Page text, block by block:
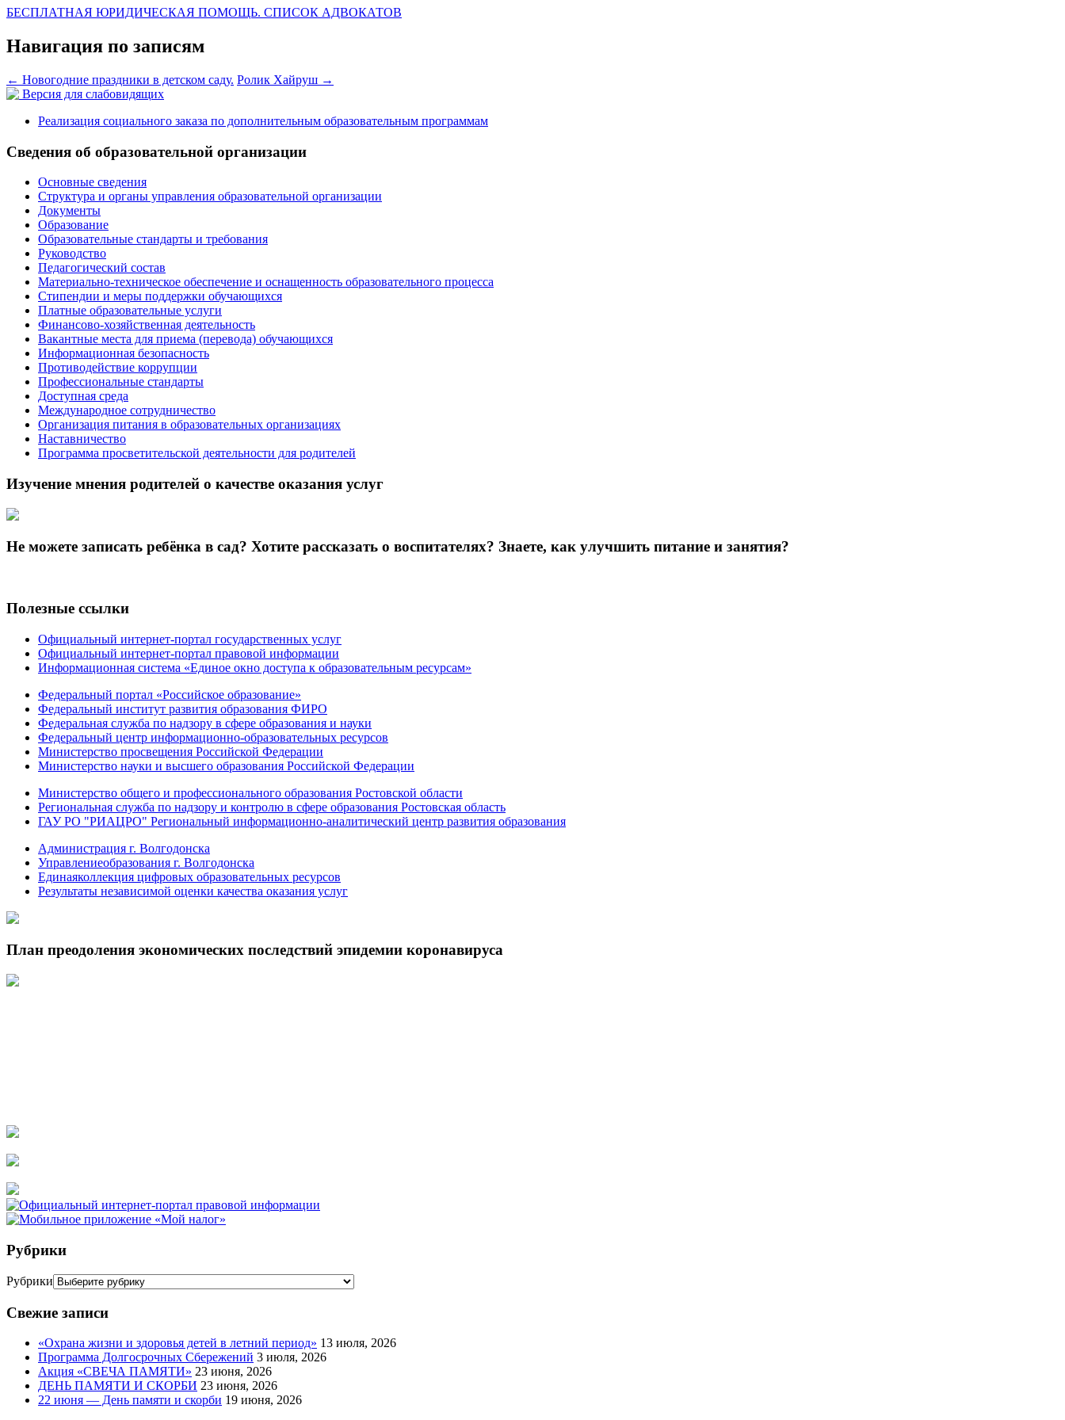
БЕСПЛАТНАЯ ЮРИДИЧЕСКАЯ ПОМОЩЬ. СПИСОК АДВОКАТОВ
Навигация по записям
← Новогодние праздники в детском саду. Ролик Хайруш →
Версия для слабовидящих
Реализация социального заказа по дополнительным образовательным программам
Сведения об образовательной организации
Основные сведения
Структура и органы управления образовательной организации
Документы
Образование
Образовательные стандарты и требования
Руководство
Педагогический состав
Материально-техническое обеспечение и оснащенность образовательного процесса
Стипендии и меры поддержки обучающихся
Платные образовательные услуги
Финансово-хозяйственная деятельность
Вакантные места для приема (перевода) обучающихся
Информационная безопасность
Противодействие коррупции
Профессиональные стандарты
Доступная среда
Международное сотрудничество
Организация питания в образовательных организациях
Наставничество
Программа просветительской деятельности для родителей
Изучение мнения родителей о качестве оказания услуг
Не можете записать ребёнка в сад? Хотите рассказать о воспитателях? Знаете, как улучшить питание и занятия?
Полезные ссылки
Официальный интернет-портал государственных услуг
Официальный интернет-портал правовой информации
Информационная система «Единое окно доступа к образовательным ресурсам»
Федеральный портал «Российское образование»
Федеральный институт развития образования ФИРО
Федеральная служба по надзору в сфере образования и науки
Федеральный центр информационно-образовательных ресурсов
Министерство просвещения Российской Федерации
Министерство науки и высшего образования Российской Федерации
Министерство общего и профессионального образования Ростовской области
Региональная служба по надзору и контролю в сфере образования Ростовская область
ГАУ РО "РИАЦРО" Региональный информационно-аналитический центр развития образования
Администрация г. Волгодонска
Управлениеобразования г. Волгодонска
Единаяколлекция цифровых образовательных ресурсов
Результаты независимой оценки качества оказания услуг
План преодоления экономических последствий эпидемии коронавируса
Рубрики
Рубрики
Свежие записи
«Охрана жизни и здоровья детей в летний период» 13 июля, 2026
Программа Долгосрочных Сбережений 3 июля, 2026
Акция «СВЕЧА ПАМЯТИ» 23 июня, 2026
ДЕНЬ ПАМЯТИ И СКОРБИ 23 июня, 2026
22 июня — День памяти и скорби 19 июня, 2026